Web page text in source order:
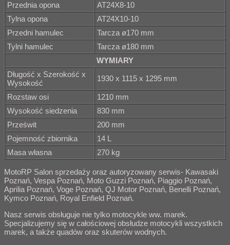
Przednia opona
AT24X8-10
Tylna opona
AT24X10-10
Przedni hamulec
Tarcza ø170 mm
Tylni hamulec
Tarcza ø180 mm
WYMIARY
Długość x Szerokość x
Wysokość
1930 x 1115 x 1295 mm
Rozstaw osi
1210 mm
Wysokość siedzenia
830 mm
Prześwit
200 mm
Pojemność zbiornika
14 L
Masa własna
270 kg
MotoRP Salon sprzedaży oraz autoryzowany serwis- Kawasaki
Poznań, Vespa Poznań, Moto Guzzi Poznań, Piaggio Poznań,
Aprilia Poznań, Voge Poznań, QJ Motor Poznań, Benelli Poznań,
Kymco Poznań, Royal Enfield Poznań.
Nasz serwis obsługuje nie tylko motocykle ww. marek.
Specjalizujemy się w całościowej obsłudze motocykli wszystkich
marek, a także quadów oraz skuterów wodnych.